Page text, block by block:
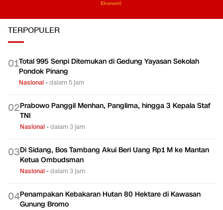
Ekonomi
TERPOPULER
01Total 995 Senpi Ditemukan di Gedung Yayasan Sekolah
Pondok Pinang
Nasional •dalam 5 jam
02Prabowo Panggil Menhan, Panglima, hingga 3 Kepala Staf
TNI
Nasional •dalam 3 jam
03Di Sidang, Bos Tambang Akui Beri Uang Rp1 M ke Mantan
Ketua Ombudsman
Nasional •dalam 3 jam
04Penampakan Kebakaran Hutan 80 Hektare di Kawasan
Gunung Bromo